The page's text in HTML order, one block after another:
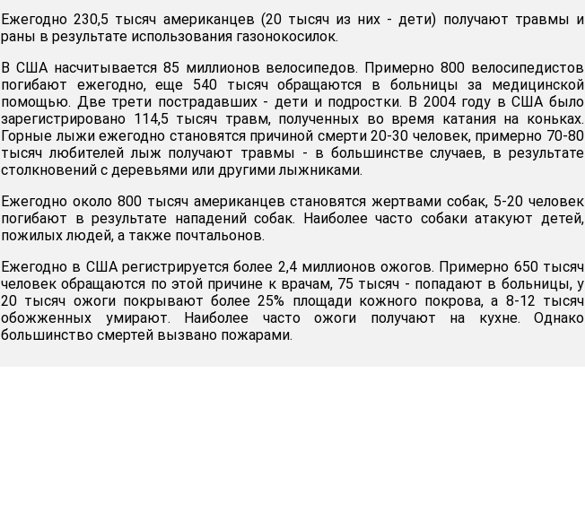
Ежегодно 230,5 тысяч американцев (20 тысяч из них - дети) получают травмы и
раны в результате использования газонокосилок.
В США насчитывается 85 миллионов велосипедов. Примерно 800 велосипедистов
погибают ежегодно, еще 540 тысяч обращаются в больницы за медицинской
помощью. Две трети пострадавших - дети и подростки. В 2004 году в США было
зарегистрировано 114,5 тысяч травм, полученных во время катания на коньках.
Горные лыжи ежегодно становятся причиной смерти 20-30 человек, примерно 70-80
тысяч любителей лыж получают травмы - в большинстве случаев, в результате
столкновений с деревьями или другими лыжниками.
Ежегодно около 800 тысяч американцев становятся жертвами собак, 5-20 человек
погибают в результате нападений собак. Наиболее часто собаки атакуют детей,
пожилых людей, а также почтальонов.
Ежегодно в США регистрируется более 2,4 миллионов ожогов. Примерно 650 тысяч
человек обращаются по этой причине к врачам, 75 тысяч - попадают в больницы, у
20 тысяч ожоги покрывают более 25% площади кожного покрова, а 8-12 тысяч
обожженных умирают. Наиболее часто ожоги получают на кухне. Однако
большинство смертей вызвано пожарами.